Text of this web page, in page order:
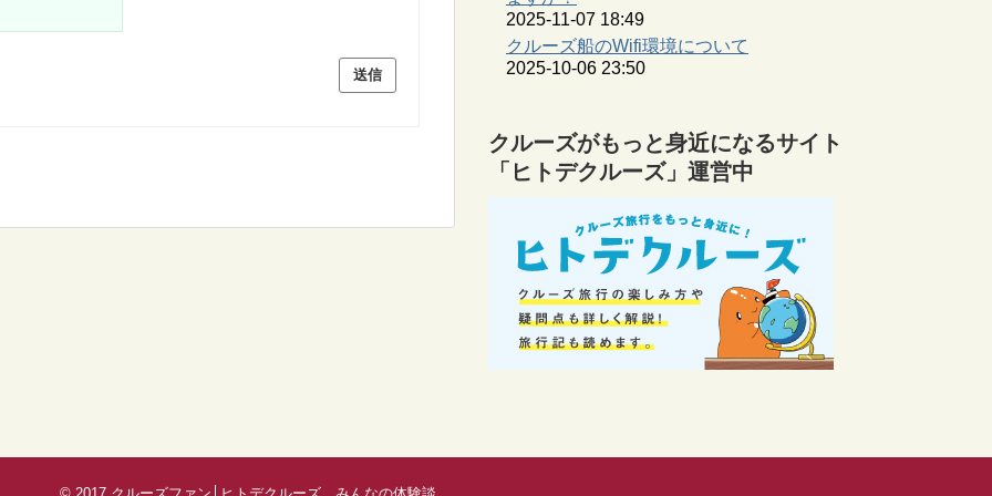
送信
2025-11-07 18:49
クルーズ船のWifi環境について
2025-10-06 23:50
クルーズがもっと身近になるサイト
「ヒトデクルーズ」運営中